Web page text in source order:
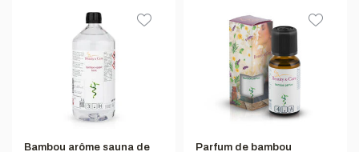
Bambou arôme sauna de
Parfum de bambou